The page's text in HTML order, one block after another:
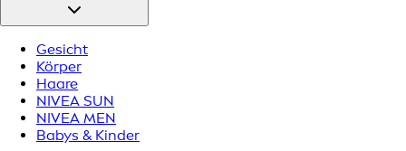
Gesicht
Körper
Haare
NIVEA SUN
NIVEA MEN
Babys & Kinder